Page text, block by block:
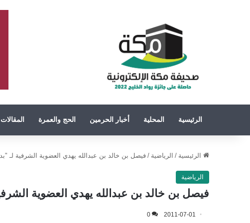
الرئيسية المحلية أخبار الحرمين الحج والعمرة المقالات
الرئيسية / الرياضية / فيصل بن خالد بن عبدالله يهدي العضوية الشرفية لـ
الرياضية
فيصل بن خالد بن عبدالله يهدي العضوية
2011-07-01
0